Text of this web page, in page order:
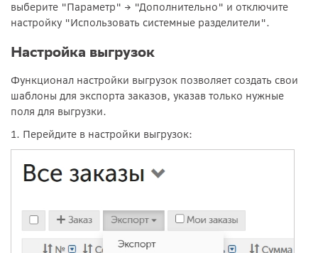
выберите "Параметр" → "Дополнительно" и отключите
настройку "Использовать системные разделители".
Настройка выгрузок
Функционал настройки выгрузок позволяет создать свои
шаблоны для экспорта заказов, указав только нужные
поля для выгрузки.
1. Перейдите в настройки выгрузок: